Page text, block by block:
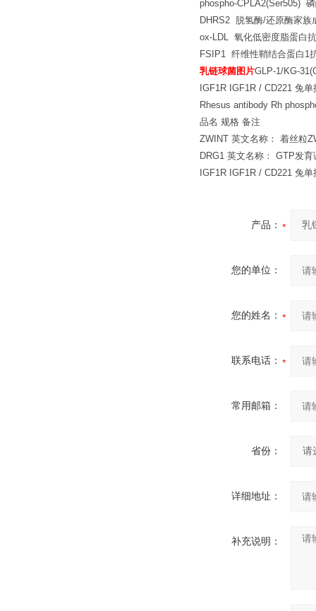
phospho-CPLA2(Ser505)
DHRS2 脱氢酶/还原酶家族
ox-LDL 氧化低密度脂蛋白
FSIP1 纤维性鞘结合蛋白1
乳链球菌图片GLP-1/KG-
IGF1R IGF1R / CD221 兔
Rhesus antibody Rh
品名 规格 备注
ZWINT 英文名称： 着丝粒
DRG1 英文名称： GTP发
IGF1R IGF1R / CD221 兔
产品：
您的单位：
您的姓名：
联系电话：
常用邮箱：
省份：
详细地址：
补充说明：